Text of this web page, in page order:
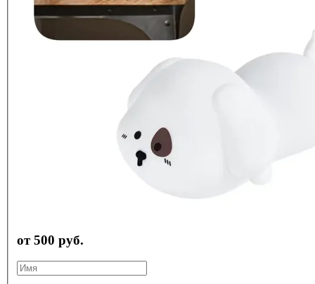
от 500 руб.